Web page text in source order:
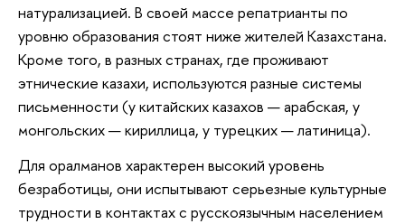
натурализацией. В своей массе репатрианты по
уровню образования стоят ниже жителей Казахстана.
Кроме того, в разных странах, где проживают
этнические казахи, используются разные системы
письменности (у китайских казахов — арабская, у
монгольских — кириллица, у турецких — латиница).
Для оралманов характерен высокий уровень
безработицы, они испытывают серьезные культурные
трудности в контактах с русскоязычным населением